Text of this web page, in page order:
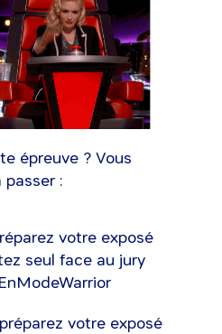
épreuve ? Vous
passer :
votre exposé
seul face au jury
votre exposé